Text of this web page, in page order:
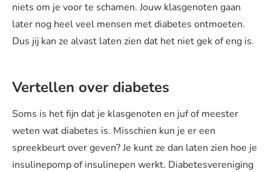
niets om je voor te schamen. Jouw klasgenoten gaan
later nog heel veel mensen met diabetes ontmoeten.
Dus jij kan ze alvast laten zien dat het niet gek of eng is.
Vertellen over diabetes
Soms is het fijn dat je klasgenoten en juf of meester
weten wat diabetes is. Misschien kun je er een
spreekbeurt over geven? Je kunt ze dan laten zien hoe je
insulinepomp of insulinepen werkt. Diabetesvereniging